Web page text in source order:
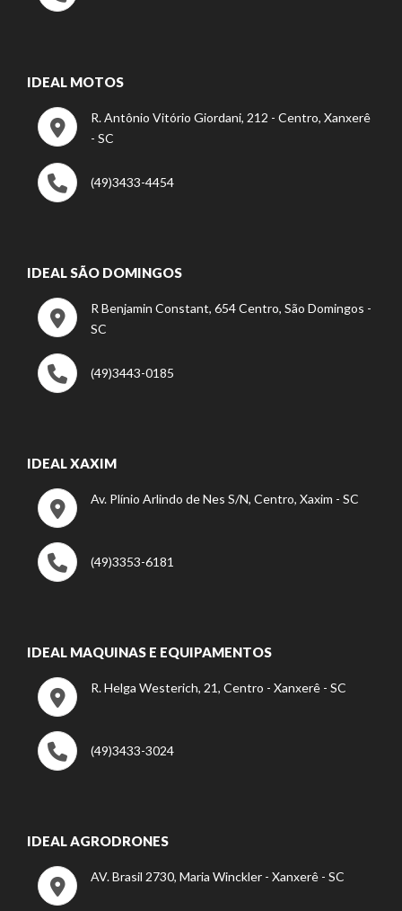
IDEAL MOTOS
R. Antônio Vitório Giordani, 212 - Centro, Xanxerê
- SC
(49)3433-4454
IDEAL SÃO DOMINGOS
R Benjamin Constant, 654 Centro, São Domingos -
SC
(49)3443-0185
IDEAL XAXIM
Av. Plínio Arlindo de Nes S/N, Centro, Xaxim - SC
(49)3353-6181
IDEAL MAQUINAS E EQUIPAMENTOS
R. Helga Westerich, 21, Centro - Xanxerê - SC
(49)3433-3024
IDEAL AGRODRONES
AV. Brasil 2730, Maria Winckler - Xanxerê - SC